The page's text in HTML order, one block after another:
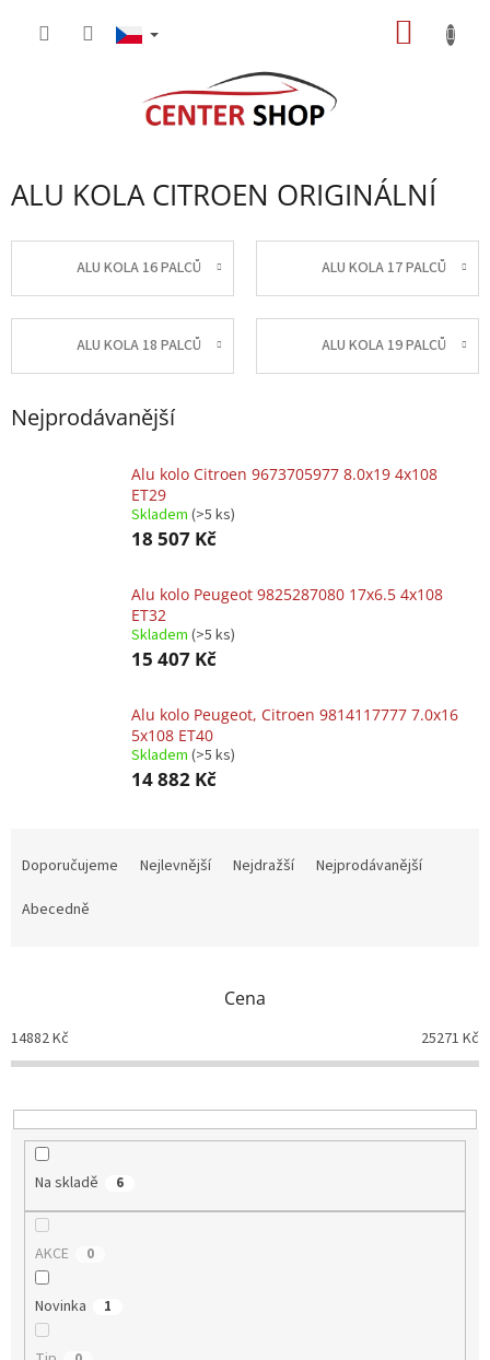
ALU KOLA CITROEN ORIGINÁLNÍ
ALU KOLA 16 PALCŮ ALU KOLA 17 PALCŮ
ALU KOLA 18 PALCŮ ALU KOLA 19 PALCŮ
Nejprodávanější
Alu kolo Citroen 9673705977 8.0x19 4x108
ET29
Skladem (>5 ks)
18 507 Kč
Alu kolo Peugeot 9825287080 17x6.5 4x108
ET32
Skladem (>5 ks)
15 407 Kč
Alu kolo Peugeot, Citroen 9814117777 7.0x16
5x108 ET40
Skladem (>5 ks)
14 882 Kč
o
d
k
t
Doporučujeme Nejlevnější Nejdražší
Nejprodávanější
Abecedně
Cena
14882Kč 25271 Kč
Na skladě 6
AKCE 0
Novinka 1